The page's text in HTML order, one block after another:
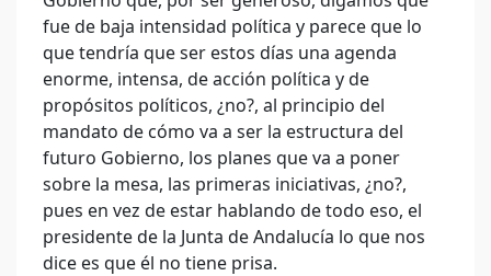
fue de baja intensidad política y parece que lo
que tendría que ser estos días una agenda
enorme, intensa, de acción política y de
propósitos políticos, ¿no?, al principio del
mandato de cómo va a ser la estructura del
futuro Gobierno, los planes que va a poner
sobre la mesa, las primeras iniciativas, ¿no?,
pues en vez de estar hablando de todo eso, el
presidente de la Junta de Andalucía lo que nos
dice es que él no tiene prisa.